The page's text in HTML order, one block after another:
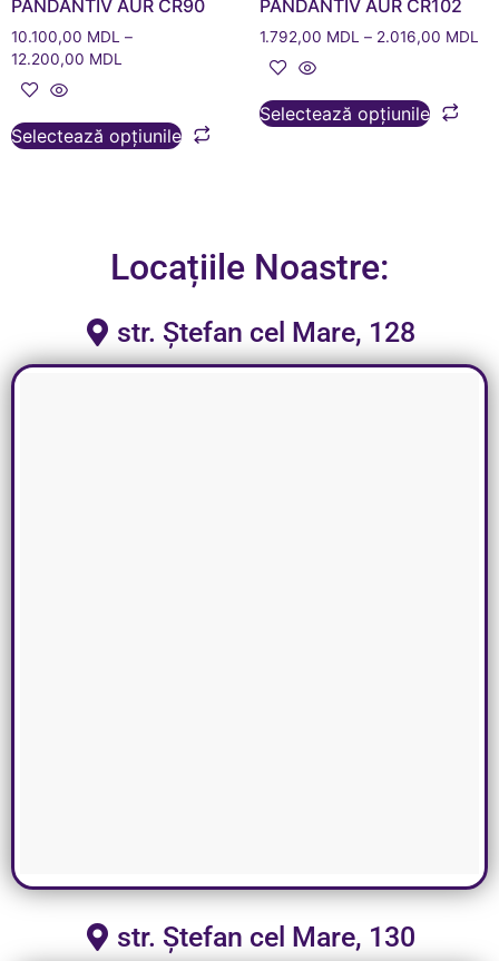
PANDANTIV AUR CR90
10.100,00 MDL –
12.200,00 MDL
Selectează opțiunile
PANDANTIV AUR CR102
1.792,00 MDL – 2.016,00 MDL
Selectează opțiunile
Locațiile Noastre:
str. Ștefan cel Mare, 128
str. Ștefan cel Mare, 130